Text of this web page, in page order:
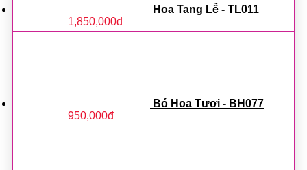
Hoa Tang Lễ - TL011
1,850,000đ
Bó Hoa Tươi - BH077
950,000đ